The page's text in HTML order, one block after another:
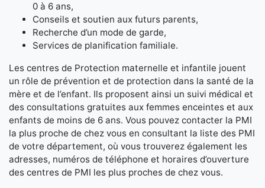
0 à 6 ans,
Conseils et soutien aux futurs parents,
Recherche d’un mode de garde,
Services de planification familiale.
Les centres de Protection maternelle et infantile jouent
un rôle de prévention et de protection dans la santé de la
mère et de l’enfant. Ils proposent ainsi un suivi médical et
des consultations gratuites aux femmes enceintes et aux
enfants de moins de 6 ans. Vous pouvez contacter la PMI
la plus proche de chez vous en consultant la liste des PMI
de votre département, où vous trouverez également les
adresses, numéros de téléphone et horaires d’ouverture
des centres de PMI les plus proches de chez vous.